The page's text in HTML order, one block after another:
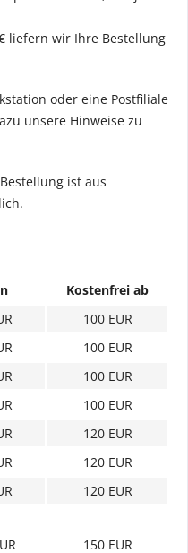
liefern wir Ihre Bestellung
oder eine Postfiliale
unsere Hinweise zu
ist aus
Kostenfrei ab
100 EUR
100 EUR
100 EUR
100 EUR
120 EUR
120 EUR
120 EUR
150 EUR